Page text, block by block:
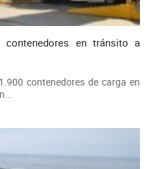
en tránsito a
contenedores de carga en